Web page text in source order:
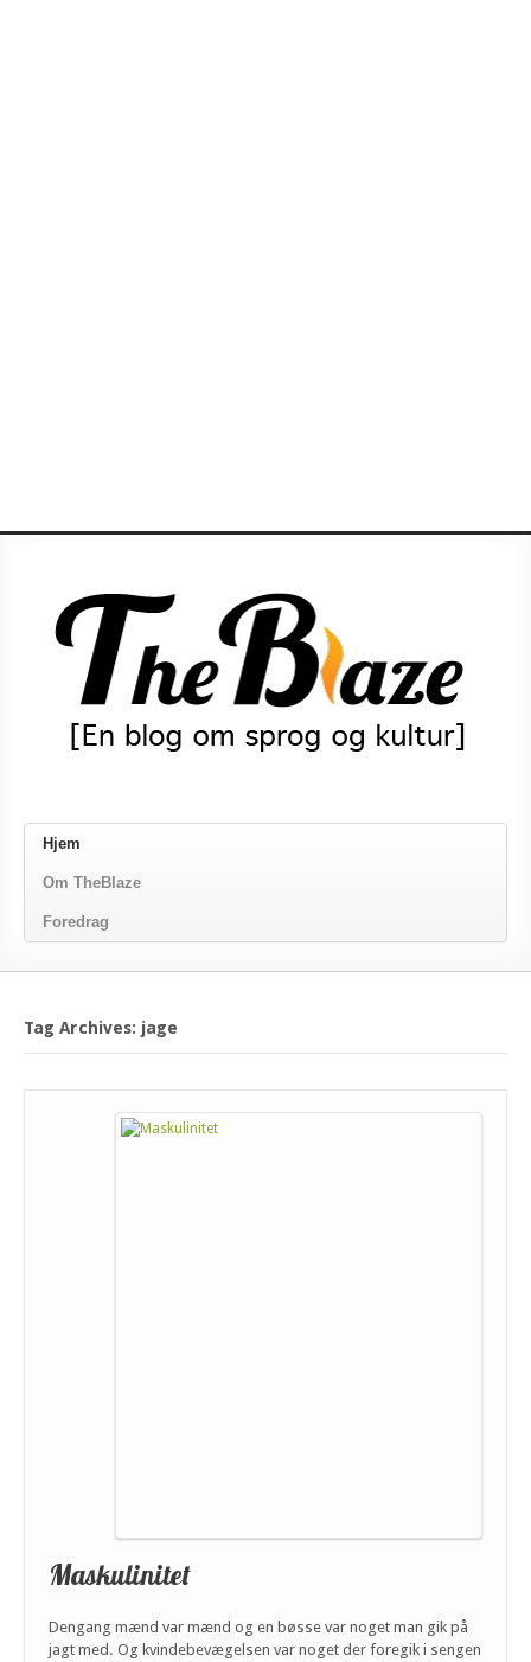
Hjem
Om TheBlaze
Foredrag
Tag Archives: jage
Maskulinitet
Dengang mænd var mænd og en bøsse var noget man gik på
jagt med. Og kvindebevægelsen var noget der foregik i sengen